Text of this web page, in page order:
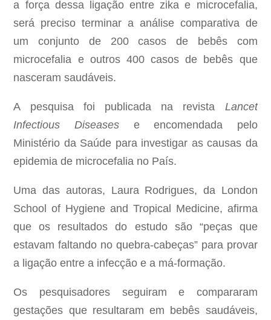
a força dessa ligação entre zika e microcefalia,
será preciso terminar a análise comparativa de
um conjunto de 200 casos de bebês com
microcefalia e outros 400 casos de bebês que
nasceram saudáveis.
A pesquisa foi publicada na revista Lancet
Infectious Diseasese encomendada pelo
Ministério da Saúde para investigar as causas da
epidemia de microcefalia no País.
Uma das autoras, Laura Rodrigues, da London
School of Hygiene and Tropical Medicine, afirma
que os resultados do estudo são “peças que
estavam faltando no quebra-cabeças” para provar
a ligação entre a infecção e a má-formação.
Os pesquisadores seguiram e compararam
gestações que resultaram em bebês saudáveis,